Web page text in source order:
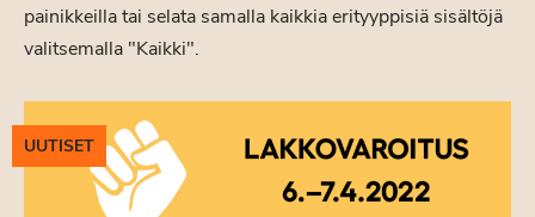
painikkeilla tai selata samalla kaikkia erityyppisiä sisältöjä
valitsemalla "Kaikki".
UUTISET